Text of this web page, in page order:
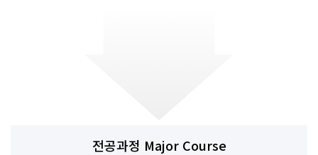
전공과정 Major Course